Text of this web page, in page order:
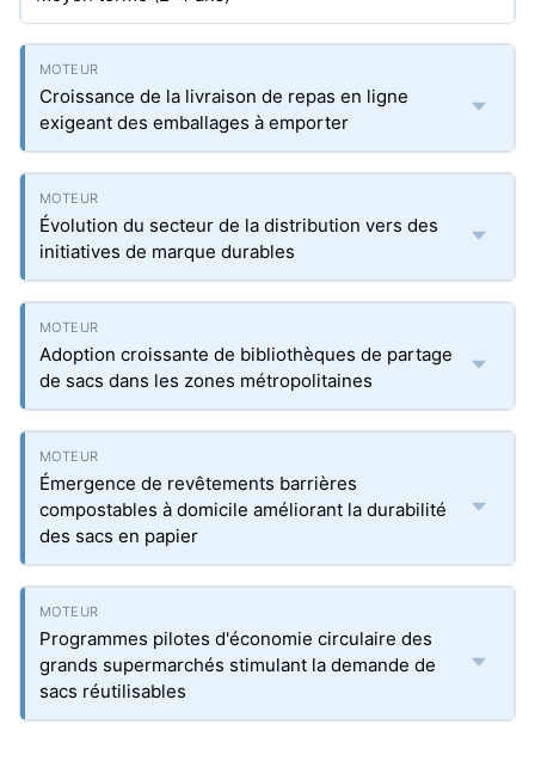
Croissance de la livraison de repas en ligne
exigeant des emballages à emporter
Évolution du secteur de la distribution vers des
initiatives de marque durables
Adoption croissante de bibliothèques de partage
de sacs dans les zones métropolitaines
Émergence de revêtements barrières
compostables à domicile améliorant la durabilité
des sacs en papier
Programmes pilotes d'économie circulaire des
grands supermarchés stimulant la demande de
sacs réutilisables